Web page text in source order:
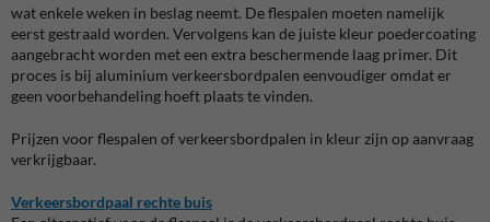
wat enkele weken in beslag neemt. De flespalen moeten namelijk
eerst gestraald worden. Vervolgens kan de juiste kleur poedercoating
aangebracht worden met een extra beschermende laag primer. Dit
proces is bij aluminium verkeersbordpalen eenvoudiger omdat er
geen voorbehandeling hoeft plaats te vinden.
Prijzen voor flespalen of verkeersbordpalen in kleur zijn op aanvraag
verkrijgbaar.
Verkeersbordpaal rechte buis